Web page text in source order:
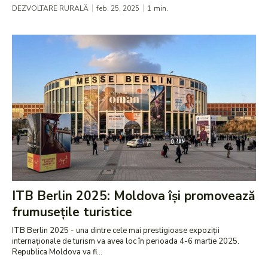
DEZVOLTARE RURALĂ feb. 25, 2025 1 min.
ITB Berlin 2025: Moldova își promovează
frumusețile turistice
ITB Berlin 2025 - una dintre cele mai prestigioase expoziții
internaționale de turism va avea loc în perioada 4-6 martie 2025.
Republica Moldova va fi...